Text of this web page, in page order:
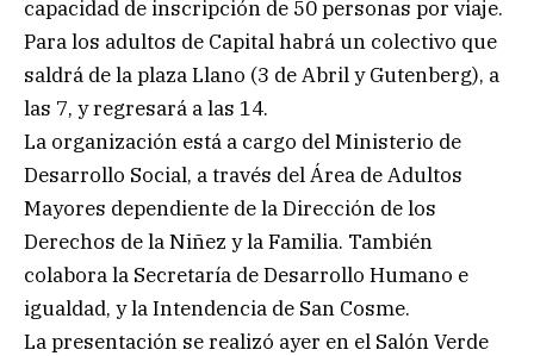
capacidad de inscripción de 50 personas por viaje.
Para los adultos de Capital habrá un colectivo que
saldrá de la plaza Llano (3 de Abril y Gutenberg), a
las 7, y regresará a las 14.
La organización está a cargo del Ministerio de
Desarrollo Social, a través del Área de Adultos
Mayores dependiente de la Dirección de los
Derechos de la Niñez y la Familia. También
colabora la Secretaría de Desarrollo Humano e
igualdad, y la Intendencia de San Cosme.
La presentación se realizó ayer en el Salón Verde